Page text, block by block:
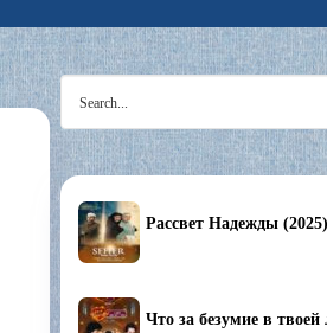
for:
Рассвет Надежды (2025)
Что за безумие в